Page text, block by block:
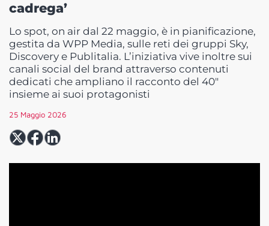
cadrega’
Lo spot, on air dal 22 maggio, è in pianificazione,
gestita da WPP Media, sulle reti dei gruppi Sky,
Discovery e Publitalia. L’iniziativa vive inoltre sui
canali social del brand attraverso contenuti
dedicati che ampliano il racconto del 40″
insieme ai suoi protagonisti
25 Maggio 2026